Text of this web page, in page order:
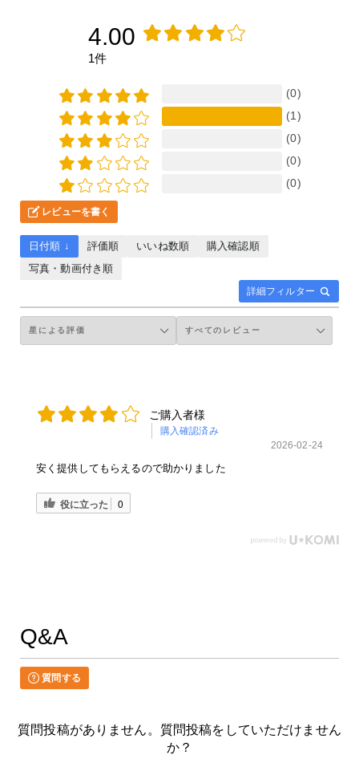
4.00
1件
(0)
(1)
(0)
(0)
(0)
レビューを書く
詳細フィルター
日付順 ↓ 評価順 いいね数順
購入確認順
写真・動画付き順
ご購入者様
購入確認済み
2026-02-24
安く提供してもらえるので助かりました
役に立った 0
Q&A
質問する
質問投稿がありません。質問投稿をしていただけません
か？